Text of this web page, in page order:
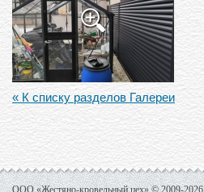
« К списку разделов Галереи
ООО «Жестяно-кровельный цех» © 2009-2026